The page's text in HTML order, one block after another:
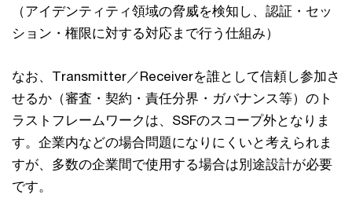
（アイデンティティ領域の脅威を検知し、認証・セッ
ション・権限に対する対応まで行う仕組み）
なお、Transmitter／Receiverを誰として信頼し参加さ
せるか（審査・契約・責任分界・ガバナンス等）のト
ラストフレームワークは、SSFのスコープ外となりま
す。企業内などの場合問題になりにくいと考えられま
すが、多数の企業間で使用する場合は別途設計が必要
です。